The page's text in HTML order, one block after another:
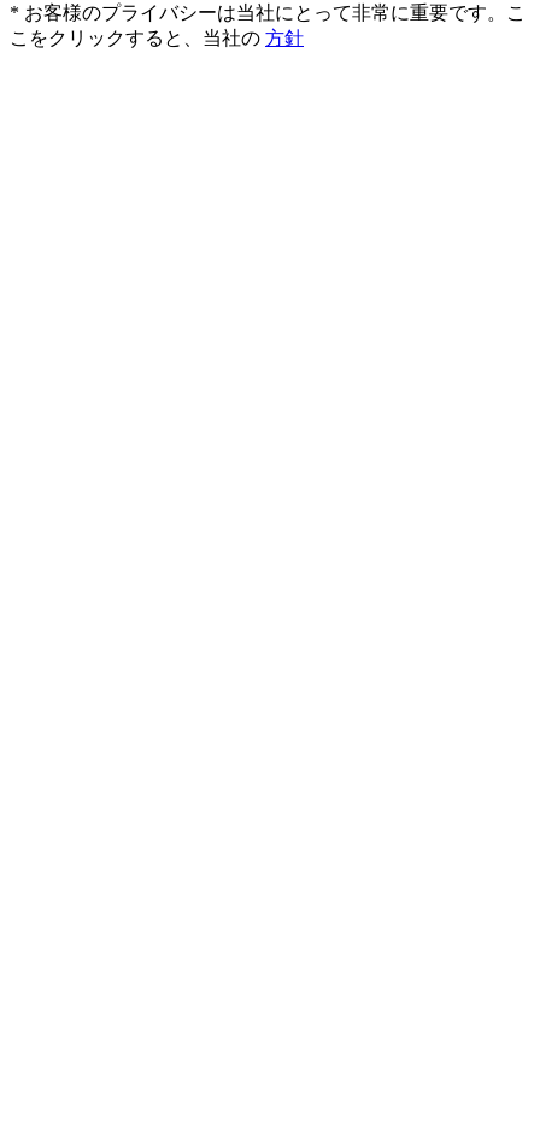
* お客様のプライバシーは当社にとって非常に重要です。こ
こをクリックすると、当社の 方針